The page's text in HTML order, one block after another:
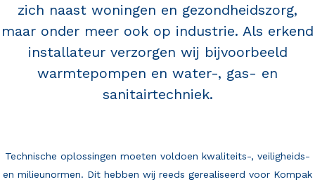
zich naast woningen en gezondheidszorg,
maar onder meer ook op industrie. Als erkend
installateur verzorgen wij bijvoorbeeld
warmtepompen en water-, gas- en
sanitairtechniek.
Technische oplossingen moeten voldoen kwaliteits-, veiligheids-
en milieunormen. Dit hebben wij reeds gerealiseerd voor Kompak